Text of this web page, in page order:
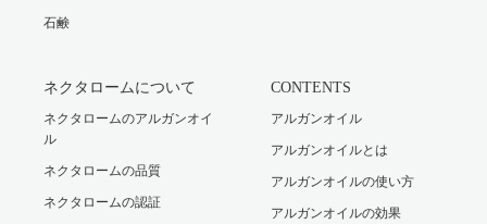
石鹸
ネクタロームについて
ネクタロームのアルガンオイ
ル
ネクタロームの品質
ネクタロームの認証
CONTENTS
アルガンオイル
アルガンオイルとは
アルガンオイルの使い方
アルガンオイルの効果